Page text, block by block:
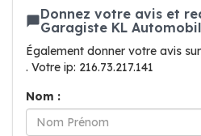
Donnez votre avis et
Garagiste KL
Également donner votre avis
. Votre ip: 216.73.217.141
Nom :